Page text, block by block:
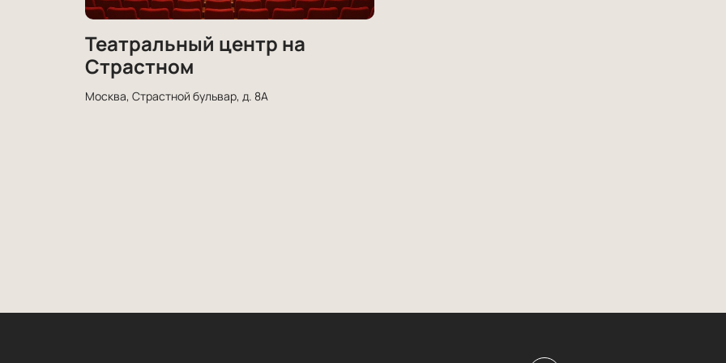
Театральный центр на
Страстном
Москва, Страстной бульвар, д. 8А